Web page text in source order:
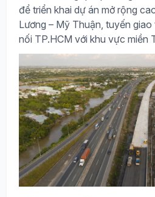
để triển khai dự án mở rộng
Lương – Mỹ Thuận, tuyến
nối TP.HCM với khu vực miền